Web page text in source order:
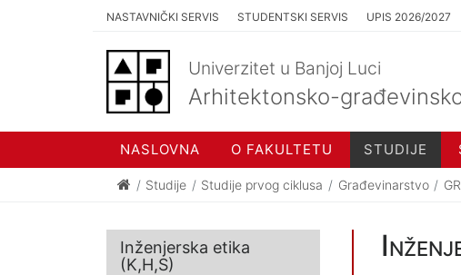
NASTAVNIČKI SERVIS STUDENTSKI SERVIS UPIS 2026/2027
Univerzitet u Banjoj Luci
Arhitektonsko-
NASLOVNA O FAKULTETU STUDIJE
Studije Studije prvog ciklusa Građevinarstvo
Inženjerska etika
(K,H,S)